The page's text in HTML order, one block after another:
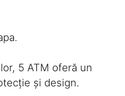
5 ATM oferă un
și design.